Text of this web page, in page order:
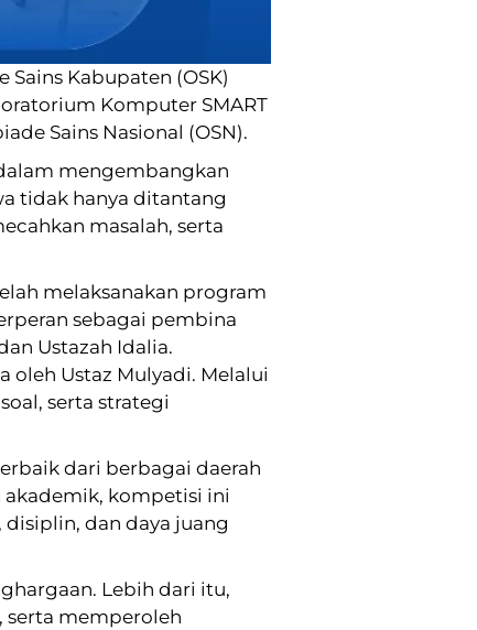
Kabupaten (OSK)
Komputer SMART
Sains Nasional (OSN).
mengembangkan
tidak hanya ditantang
masalah, serta
melaksanakan program
sebagai pembina
Ustazah Idalia.
Ustaz Mulyadi. Melalui
serta strategi
dari berbagai daerah
kompetisi ini
dan daya juang
Lebih dari itu,
memperoleh